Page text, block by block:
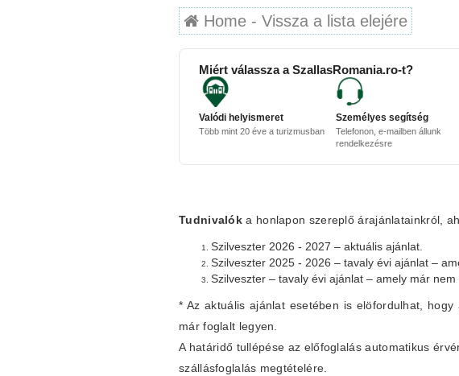
Home - Vissza a lista elejére
Miért válassza a SzallasRomania.ro-t?
Valódi helyismeret
Több mint 20 éve a turizmusban
Személyes segítség
Telefonon, e-mailben állunk
rendelkezésre
Tudnivalók a honlapon szereplő árajánlatainkról,
Szilveszter 2026 - 2027 – aktuális ajánlat.
Szilveszter 2025 - 2026 – tavaly évi ajánlat –
Szilveszter – tavaly évi ajánlat – amely már
* Az aktuális ajánlat esetében is elöfordulhat,
már foglalt legyen.
A határidő tullépése az előfoglalás automatikus
szállásfoglalás megtételére.